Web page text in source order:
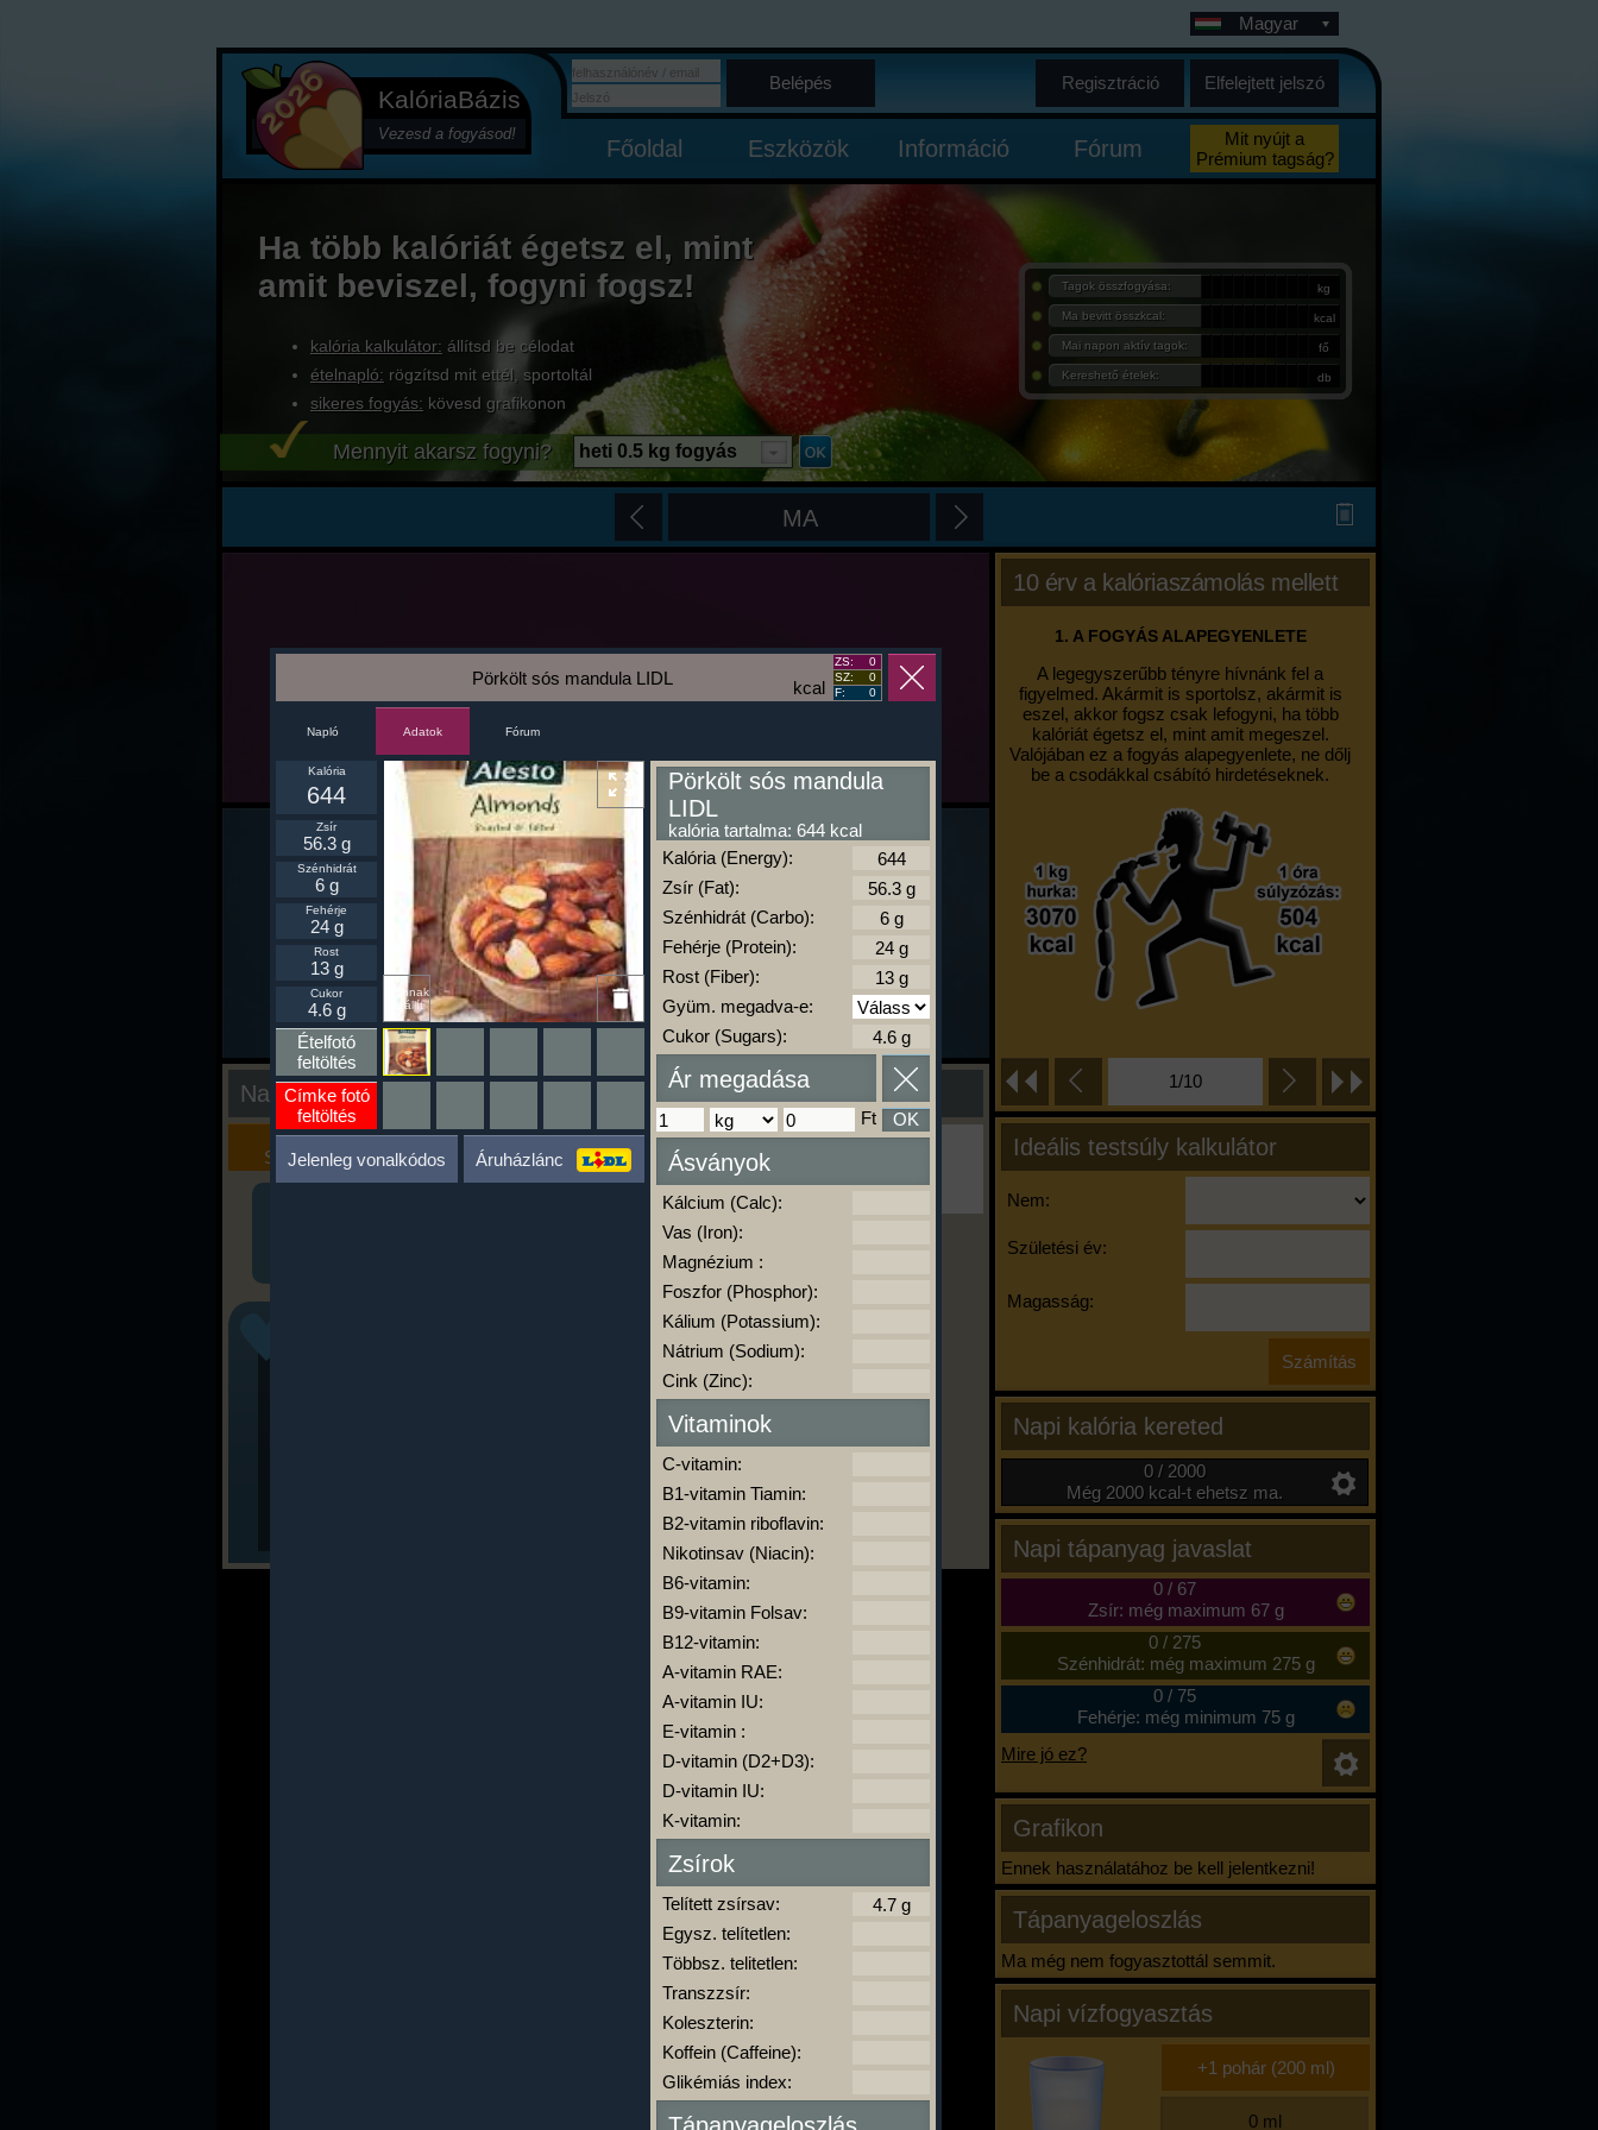
KalóriaBázis
Vezesd a fogyásod!
Magyar
Belépés Regisztráció Elfelejtett jelszó
Főoldal Eszközök Információ Fórum
Mit nyújt a
Prémium tagság?
Ha több kalóriát égetsz el, mint
amit beviszel, fogyni fogsz!
kalória kalkulátor: állítsd be célodat
ételnapló: rögzítsd mit ettél, sportoltál
sikeres fogyás: kövesd grafikonon
Tagok összfogyása: kg
Ma bevitt összkcal: kcal
Mai napon aktív tagok: fő
Kereshető ételek: db
Mennyit akarsz fogyni? heti 0.5 kg fogyás
MA
10 érv a kalóriaszámolás mellett
1. A FOGYÁS ALAPEGYENLETE
A legegyszerűbb tényre hívnánk fel a
figyelmed. Akármit is sportolsz, akármit is
eszel, akkor fogsz csak lefogyni, ha több
kalóriát égetsz el, mint amit megeszel.
Valójában ez a fogyás alapegyenlete, ne dőlj
be a csodákkal csábító hirdetéseknek.
1/10
Ideális testsúly kalkulátor
Nem:
Születési év:
Magasság:
Napi kalória kereted
0 / 2000
Még 2000 kcal-t ehetsz ma.
Napi tápanyag javaslat
0/ 67
Zsír: még maximum 67 g
0/ 275
Szénhidrát: még maximum 275 g
0/ 75
Fehérje: még minimum 75 g
Mire jó ez?
Grafikon
Ennek használatához be kell jelentkezni!
Tápanyageloszlás
Ma még nem fogyasztottál semmit.
Napi vízfogyasztás
Nap kiértékelése
Kalória
Szimulátor
Szöveges
Értékelés
Ha ma már nem eszel/sportolsz többet,
kattints a kiértékelésre!
A Kalória Szimulátor Prémium funkció.
kalóriabázis.hu
-
kcal
Pörkölt sós mandula LIDL
ZS:
0
SZ:
0
F:
0
Napló Adatok Fórum
Ikonnak
beállít
Kalória
644
Zsír
56.3 g
Szénhidrát
6 g
Fehérje
24 g
Rost
13 g
Cukor
4.6 g
Ételfotó
feltöltés
Címke fotó
feltöltés
Jelenleg vonalkódos Áruházlánc
Pörkölt sós mandula
LIDL
kalória tartalma: 644 kcal
Kalória (Energy):
Zsír (Fat):
Szénhidrát (Carbo):
Fehérje (Protein):
Rost (Fiber):
Gyüm. megadva-e:
Cukor (Sugars):
Ár megadása
Ft OK
Ásványok
Kálcium (Calc):
Vas (Iron):
Magnézium :
Foszfor (Phosphor):
Kálium (Potassium):
Nátrium (Sodium):
Cink (Zinc):
Vitaminok
C-vitamin:
B1-vitamin Tiamin:
B2-vitamin riboflavin:
Nikotinsav (Niacin):
B6-vitamin:
B9-vitamin Folsav:
B12-vitamin:
A-vitamin RAE:
A-vitamin IU:
E-vitamin :
D-vitamin (D2+D3):
D-vitamin IU:
K-vitamin:
Zsírok
Telített zsírsav:
Egysz. telítetlen:
Többsz. telitetlen:
Transzzsír:
Koleszterin:
Koffein (Caffeine):
Glikémiás index: